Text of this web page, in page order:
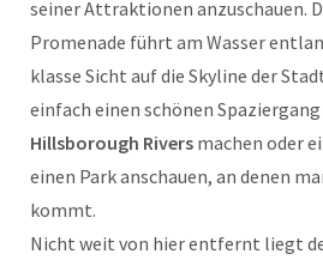
seiner Attraktionen anzuschauen.
Promenade führt am Wasser
klasse Sicht auf die Skyline der
einfach einen schönen
Hillsborough Rivers machen oder
einen Park anschauen, an denen
kommt.
Nicht weit von hier entfernt liegt